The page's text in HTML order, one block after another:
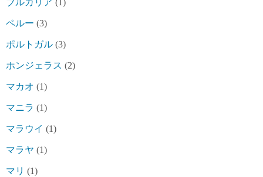
ブルガリア (1)
ペルー (3)
ポルトガル (3)
ホンジェラス (2)
マカオ (1)
マニラ (1)
マラウイ (1)
マラヤ (1)
マリ (1)